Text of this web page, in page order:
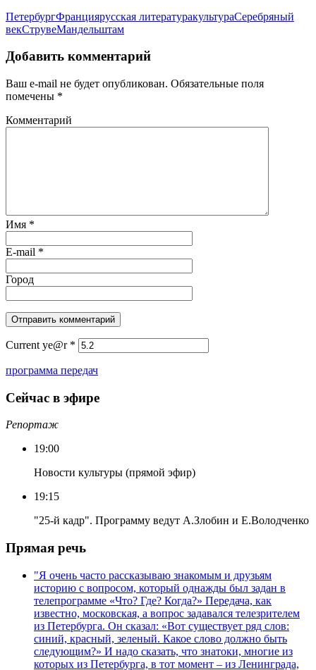
ПетербургФранциярусская литературакультураСеребряный
векСтрувеМандельштам
Добавить комментарий
Ваш e-mail не будет опубликован. Обязательные поля
помечены *
Комментарий
Имя *
E-mail *
Город
Current ye@r *
программа передач
Сейчас в эфире
Репортаж
19:00
Новости культуры (прямой эфир)
19:15
"25-й кадр". Программу ведут А.Злобин и Е.Володченко
Прямая речь
"Я очень часто рассказываю знакомым и друзьям
историю с вопросом, который однажды был задан в
телепрограмме «Что? Где? Когда?» Передача, как
известно, московская, а вопрос задавался телезрителем
из Петербурга. Он сказал: «Вот существует ряд слов:
синий, красный, зеленый. Какое слово должно быть
следующим?» И надо сказать, что знатоки, многие из
которых из Петербурга, в тот момент – из Ленинграда,